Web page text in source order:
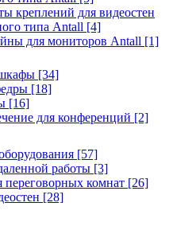
креплений для видеостен
типа Antall [4]
для мониторов Antall [1]
[34]
[18]
[16]
для конференций [2]
[57]
работы [3]
комнат [26]
[28]